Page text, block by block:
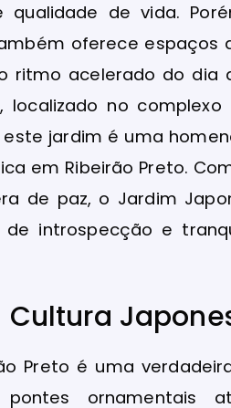
de vida.
oferece espaços
ritmo acelerado do dia
localizado no
este jardim é uma
em Ribeirão Preto.
de paz, o Jardim
introspecção e
Preto é uma
ornamentais